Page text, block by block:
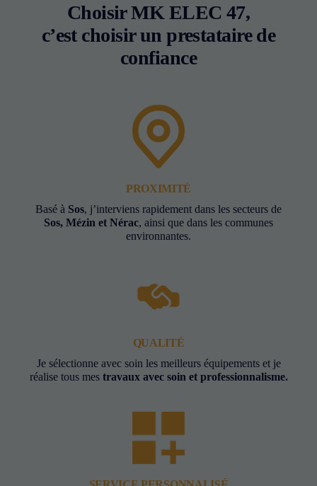
Choisir MK ELEC 47,
c’est choisir un prestataire de
confiance
PROXIMITÉ
Basé à Sos, j’interviens rapidement dans les secteurs de
Sos, Mézin et Nérac, ainsi que dans les communes
environnantes.
QUALITÉ
Je sélectionne avec soin les meilleurs équipements et je
réalise tous mes travaux avec soin et professionnalisme.